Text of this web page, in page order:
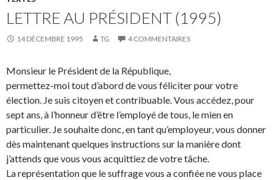
LETTRE AU PRÉSIDENT (1995)
14 DÉCEMBRE 1995 TG 4 COMMENTAIRES
Monsieur le Président de la République,
permettez-moi tout d’abord de vous féliciter pour votre
élection. Je suis citoyen et contribuable. Vous accédez, pour
sept ans, à l’honneur d’être l’employé de tous, le mien en
particulier. Je souhaite donc, en tant qu’employeur, vous donner
dès maintenant quelques instructions sur la manière dont
j’attends que vous vous acquittiez de votre tâche.
La représentation que le suffrage vous a confiée ne vous place